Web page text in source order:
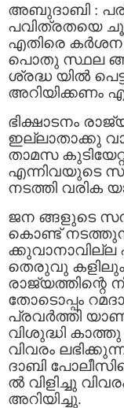
അബുദാബി :
പവിത്രതയെ
എതിരെ കർശന
പൊതു സ്ഥല
ശ്രദ്ധ യിൽ
അറിയിക്കണം
ഭിക്ഷാടനം
ഇല്ലാതാക്കു
താമസ
എന്നിവയുടെ
നടത്തി വരിക
ജന ങ്ങളുടെ
കൊണ്ട്
തെരുവു കളിലും
രാജ്യത്തിന്റെ
തോടൊപ്പം
പ്രവർത്തി
വിശുദ്ധി
വിവരം
ദാബി
ൽ വിളിച്ചു
അറിയിച്ചു.